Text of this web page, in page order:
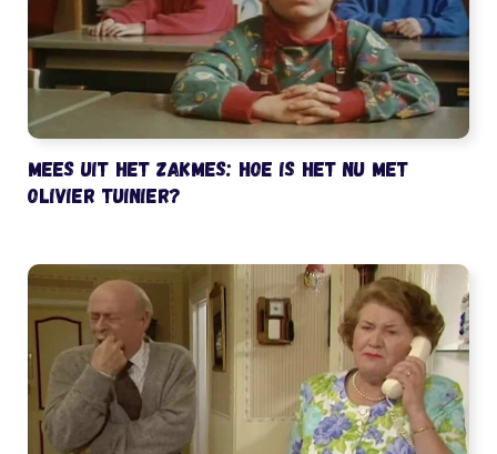
Mees uit het Zakmes: hoe is het nu met
Olivier Tuinier?